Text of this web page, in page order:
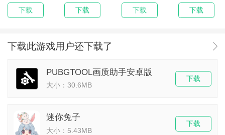
下载 下载 下载 下载
下载此游戏用户还下载了
PUBGTOOL画质助手安卓版
大小：30.6MB
下载
迷你兔子
大小：5.43MB
下载